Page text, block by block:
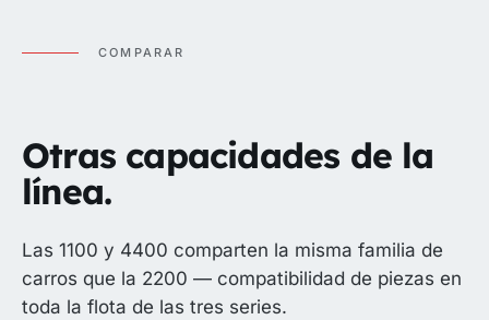
COMPARAR
Otras capacidades de la
línea.
Las 1100 y 4400 comparten la misma familia de
carros que la 2200 — compatibilidad de piezas en
toda la flota de las tres series.